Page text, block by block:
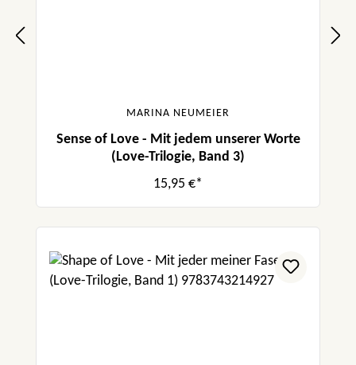
MARINA NEUMEIER
Sense of Love - Mit jedem unserer Worte
(Love-Trilogie, Band 3)
15,95 €*